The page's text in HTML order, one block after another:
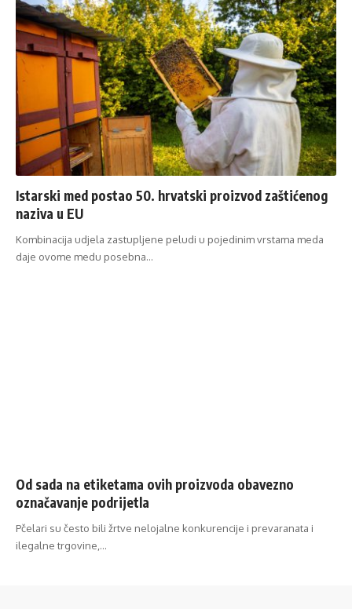
Istarski med postao 50. hrvatski proizvod zaštićenog
naziva u EU
Kombinacija udjela zastupljene peludi u pojedinim vrstama meda
daje ovome medu posebna…
Od sada na etiketama ovih proizvoda obavezno
označavanje podrijetla
Pčelari su često bili žrtve nelojalne konkurencije i prevaranata i
ilegalne trgovine,…